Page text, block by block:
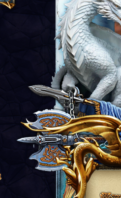
Сайрон: Эпоха Рассвета